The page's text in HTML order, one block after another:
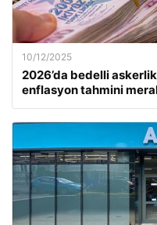
10/12/2025
2026’da bedelli
enflasyon tahmini